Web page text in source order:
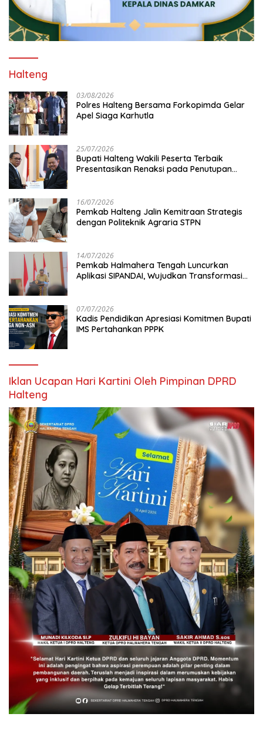
Halteng
03/08/2026
Polres Halteng Bersama Forkopimda Gelar
Apel Siaga Karhutla
25/07/2026
Bupati Halteng Wakili Peserta Terbaik
Presentasikan Renaksi pada Penutupan
16/07/2026
Pemkab Halteng Jalin Kemitraan Strategis
dengan Politeknik Agraria STPN
14/07/2026
Pemkab Halmahera Tengah Luncurkan
Aplikasi SIPANDAI, Wujudkan Transformasi
07/07/2026
Kadis Pendidikan Apresiasi Komitmen Bupati
IMS Pertahankan PPPK
Iklan Ucapan Hari Kartini Oleh Pimpinan DPRD
Halteng